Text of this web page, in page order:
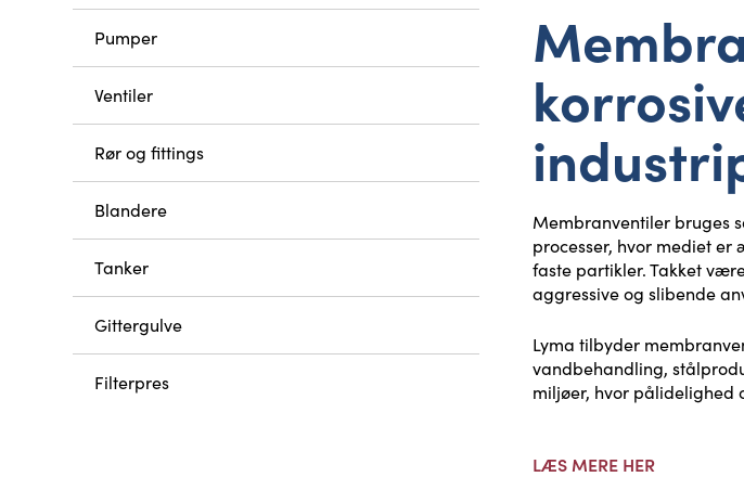
Membranventiler bruges
processer, hvor mediet
faste partikler. Takket
aggressive og slibende
Lyma tilbyder
vandbehandling,
miljøer, hvor pålidelighed
LÆS MERE HER
Pumper
Ventiler
Rør og fittings
Blandere
Tanker
Gittergulve
Filterpres